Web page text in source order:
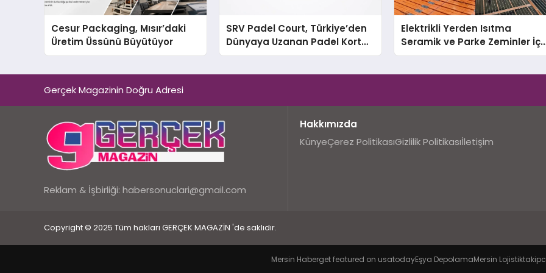
Cesur Packaging, Mısır’daki
Üretim Üssünü Büyütüyor
SRV Padel Court, Türkiye’den
Dünyaya Uzanan Padel Kort
Üretiminde Güvenin Adresi
Elektrikli Yerden Isıtma
Seramik ve Parke Zeminler
En Verimli Çözümler
Gerçek Magazinin Doğru Adresi
Reklam & İşbirliği: habersonuclari@gmail.com
Hakkımızda
KünyeÇerez PolitikasıGizlilik Politikasıİletişim
Copyright © 2025 Tüm hakları GERÇEK MAGAZİN 'de saklıdır.
Mersin Haberget featured on usatodayEşya DepolamaMersin Lojistik